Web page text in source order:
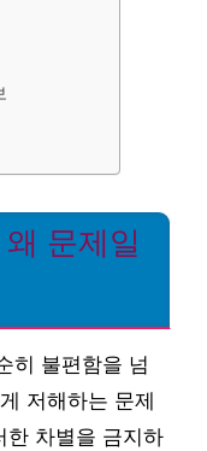
문제일
히 불편함을 넘
저해하는 문제
한 차별을 금지하